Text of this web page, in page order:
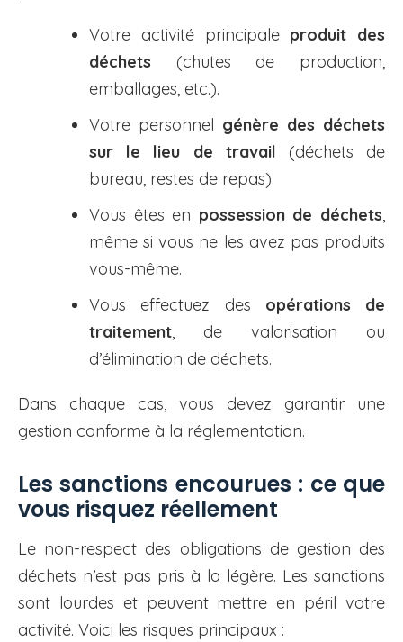
Votre activité principale produit des
déchets (chutes de production,
emballages, etc.).
Votre personnel génère des déchets
sur le lieu de travail (déchets de
bureau, restes de repas).
Vous êtes en possession de déchets,
même si vous ne les avez pas produits
vous-même.
Vous effectuez des opérations de
traitement, de valorisation ou
d’élimination de déchets.
Dans chaque cas, vous devez garantir une
gestion conforme à la réglementation.
Les sanctions encourues : ce que
vous risquez réellement
Le non-respect des obligations de gestion des
déchets n’est pas pris à la légère. Les sanctions
sont lourdes et peuvent mettre en péril votre
activité. Voici les risques principaux :